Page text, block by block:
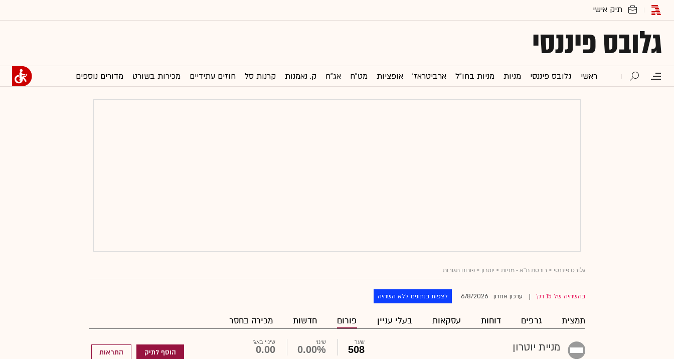
גלובס פיננסי
ראשי גלובס פיננסי מניות מניות בחו"ל ארביטראז' אופציות מט"ח אג"ח ק. נאמנות קרנות סל חוזים עתידיים מכירות בשורט מדורים נוספים
גלובס פיננסי > בורסת ת"א - מניות > יוטרון > פורום תגובות
בהשהיה של 15 דק' עדכון אחרון 6/8/2026 לצפות בנתונים ללא השהיה
תמצית גרפים דוחות עסקאות בעלי עניין פורום חדשות מכירה בחסר
מניית יוטרון שער
508
שינוי
0.00%
שינוי באג'
0.00 הוסף לתיק התראות